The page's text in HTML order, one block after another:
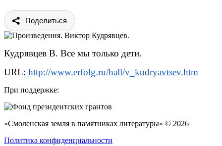
Поделиться
Кудрявцев В. Все мы только дети.
URL: http://www.erfolg.ru/hall/v_kudryavtsev.htm
При поддержке:
«Смоленская земля в памятниках литературы» © 2026
Политика конфиденциальности